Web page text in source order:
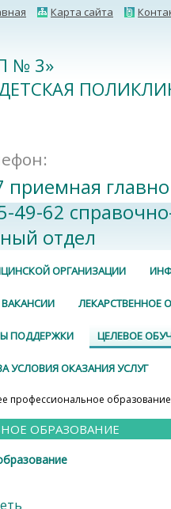
Карта сайта
№ 3»
приемная
49-62
отдел
ОРГАНИЗАЦИИ
ВАКАНСИИ ЛЕКАРСТВЕННОЕ
ПОДДЕРЖКИ ЦЕЛЕВОЕ
УСЛОВИЯ ОКАЗАНИЯ УСЛУГ
профессиональное образование
ОБРАЗОВАНИЕ